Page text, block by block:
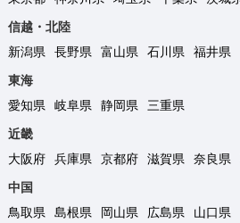
信越・北陸
新潟県
長野県 富山県 石川県
福井県
東海
愛知県
岐阜県 静岡県
三重県
近畿
大阪府
兵庫県 京都府 滋賀県 奈良県
中国
鳥取県
島根県 岡山県 広島県
山口県